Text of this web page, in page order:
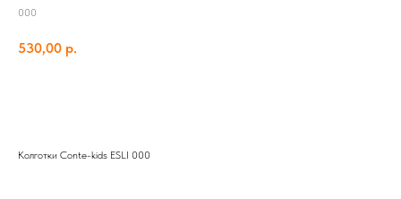
000
530,00 р.
Колготки Conte-kids ESLI 000